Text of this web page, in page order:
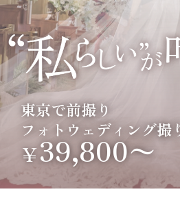
東京で前撮り
フォトウェディング撮
￥39,800〜